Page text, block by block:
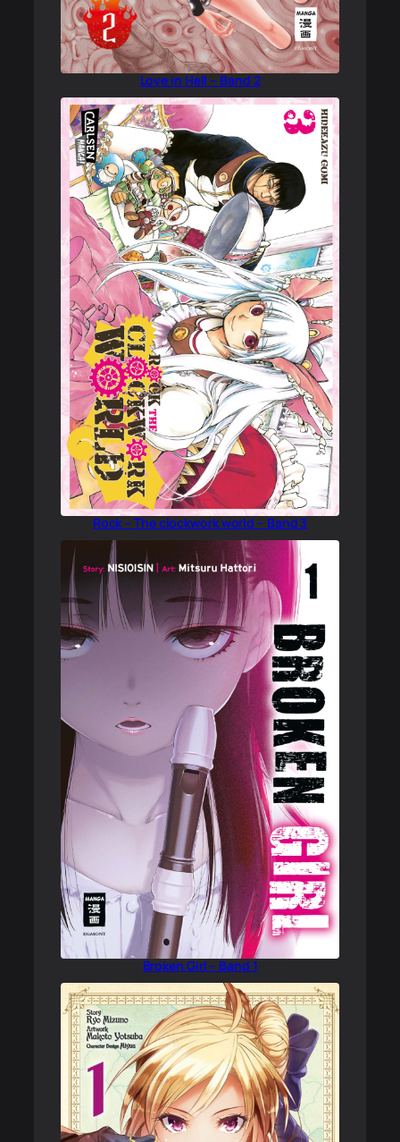
Love in Hell – Band 2
Rock – The clockwork world – Band 3
Broken Girl – Band 1